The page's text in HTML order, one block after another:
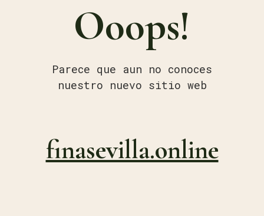
Ooops!
Parece que aun no conoces
nuestro nuevo sitio web
finasevilla.online